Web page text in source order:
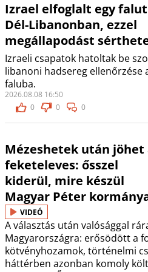
Izrael elfoglalt egy falut
Dél-Libanonban, ezzel
megállapodást
Izraeli csapatok hatoltak be
libanoni hadsereg ellenőrzése
faluba.
2026.08.08 16:50
0
0 0
Mézeshetek után jöhet
feketeleves: ősszel
kiderül, mire készül
Magyar Péter
VIDEÓ
A választás után valósággal
Magyarországra: erősödött a
kötvényhozamok, történelmi
háttérben azonban komoly